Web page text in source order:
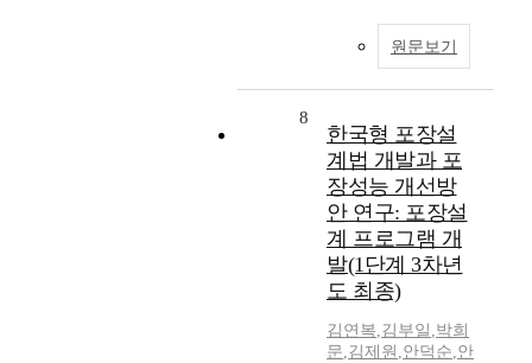
원문보기
8
한국형 포장설
계법 개발과 포
장성능 개선방
안 연구: 포장설
계 프로그램 개
발(1단계 3차년
도 최종)
김연복,김부일 ,박희
문,김제원 ,안덕순,안